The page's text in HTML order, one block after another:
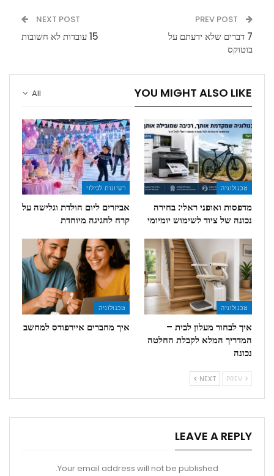
7 דברים שלא ידעתם על
בוטוקס
NEXT POST
15 עובדות לא חשובות
All YOU MIGHT ALSO LIKE
טכנולוגיה
מדפסות ואופני ראלי: בחירה
נכונה של ציוד לשימוש יומיומי
רעיונות לבילוי
אביזרים ליום הולדת וגלישה על
קרח לחגיגה מיוחדת
טכנולוגיה
איך לבחור מעלון לבית –
המדריך המלא לקבלת החלטה
נכונה
טכנולוגיה
איך מחברים איירפודס למחשב
NEXT
LEAVE A REPLY
Your email address will not be published.